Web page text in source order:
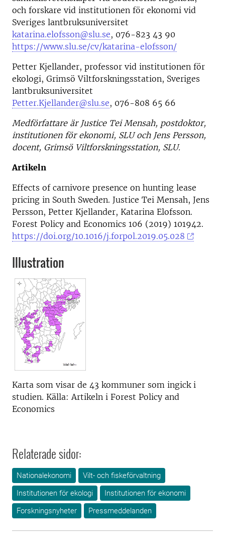
och forskare vid institutionen för ekonomi vid
Sveriges lantbruksuniversitet
katarina.elofsson@slu.se, 076-823 43 90
https://www.slu.se/cv/katarina-elofsson/
Petter Kjellander, professor vid institutionen för
ekologi, Grimsö Viltforskningsstation, Sveriges
lantbruksuniversitet
Petter.Kjellander@slu.se, 076-808 65 66
Medförfattare är Justice Tei Mensah, postdoktor,
institutionen för ekonomi, SLU och Jens Persson,
docent, Grimsö Viltforskningsstation, SLU.
Artikeln
Effects of carnivore presence on hunting lease
pricing in South Sweden. Justice Tei Mensah, Jens
Persson, Petter Kjellander, Katarina Elofsson.
Forest Policy and Economics 106 (2019) 101942.
https://doi.org/10.1016/j.forpol.2019.05.028
Illustration
Karta som visar de 43 kommuner som ingick i
studien. Källa: Artikeln i Forest Policy and
Economics
Relaterade sidor:
Nationalekonomi
Vilt- och fiskeförvaltning
Institutionen för ekologi
Institutionen för ekonomi
Forskningsnyheter
Pressmeddelanden